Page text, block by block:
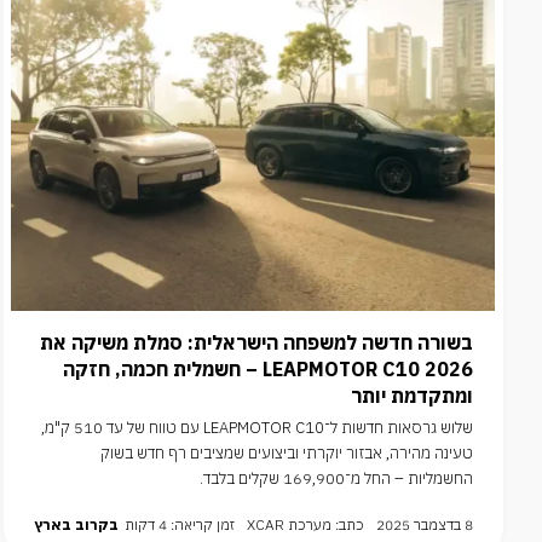
בשורה חדשה למשפחה הישראלית: סמלת משיקה את
LEAPMOTOR C10 2026 – חשמלית חכמה, חזקה
ומתקדמת יותר
שלוש גרסאות חדשות ל־LEAPMOTOR C10 עם טווח של עד 510 ק"מ,
טעינה מהירה, אבזור יוקרתי וביצועים שמציבים רף חדש בשוק
החשמליות – החל מ־169,900 שקלים בלבד.
8 בדצמבר 2025 כתב: מערכת XCAR זמן קריאה: 4 דקות בקרוב בארץ